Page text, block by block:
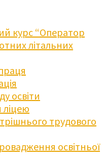
курс “Оператор
літальних
освіти
трудового
освітньої